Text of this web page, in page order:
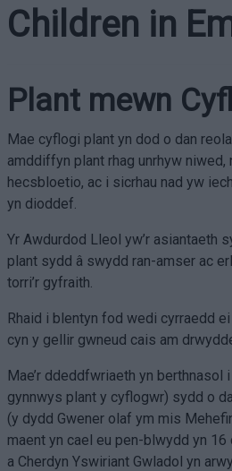
Children in
Plant mewn
Mae cyflogi plant yn dod o dan
amddiffyn plant rhag unrhyw niwed,
hecsbloetio, ac i sicrhau nad yw
yn dioddef.
Yr Awdurdod Lleol yw’r asiantaeth
plant sydd â swydd ran-amser ac
torri’r gyfraith.
Rhaid i blentyn fod wedi cyrraedd
cyn y gellir gwneud cais am
Mae’r ddeddfwriaeth yn berthnasol
gynnwys plant y cyflogwr) sydd o
(y dydd Gwener olaf ym mis
maent yn cael eu pen-blwydd yn
a Cherdyn Yswiriant Gwladol yn